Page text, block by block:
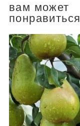
вам может
понравиться